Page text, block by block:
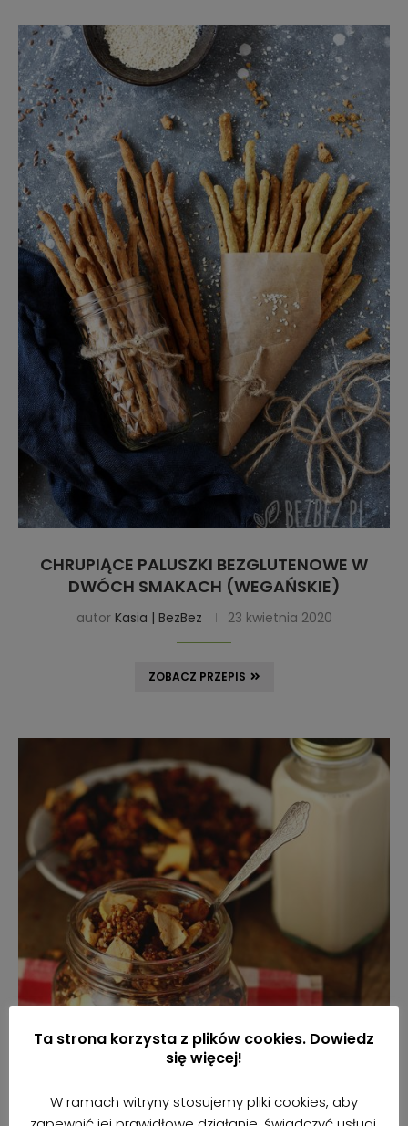
CHRUPIĄCE PALUSZKI BEZGLUTENOWE W
DWÓCH SMAKACH (WEGAŃSKIE)
autor Kasia | BezBez 23 kwietnia 2020
ZOBACZ PRZEPIS
Ta strona korzysta z plików cookies. Dowiedz
się więcej!
W ramach witryny stosujemy pliki cookies, aby